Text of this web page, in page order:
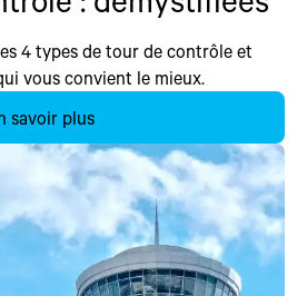
4 types de tour de contrôle et
vous convient le mieux.
savoir plus